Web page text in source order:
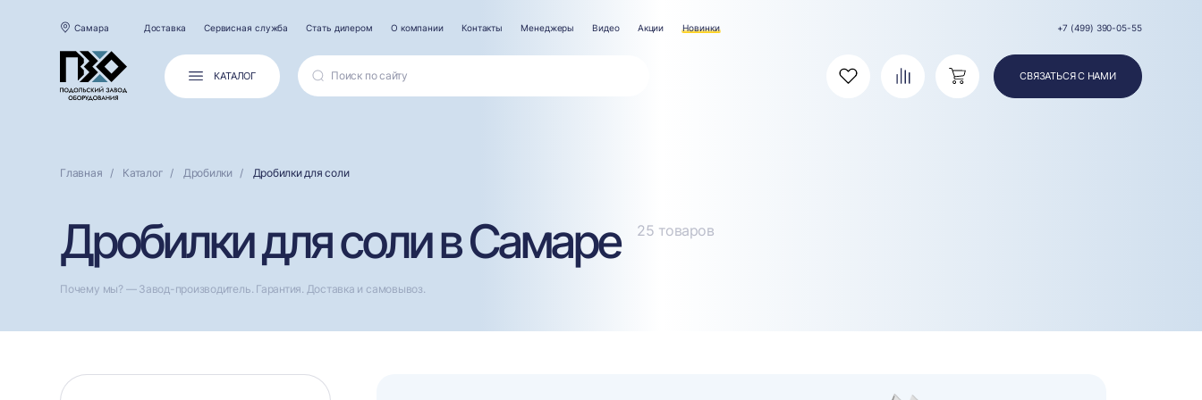
Самара Доставка Сервисная служба Стать дилером О компании Контакты Менеджеры Видео Акции Новинки +7 (499) 390-05-55
КАТАЛОГ Избранное СравнениеКорзина СВЯЗАТЬСЯ С НАМИ
Главная Каталог Дробилки Дробилки для соли
Дробилки для соли в Самаре 25 товаров
Почему мы? — Завод-производитель. Гарантия. Доставка и самовывоз.